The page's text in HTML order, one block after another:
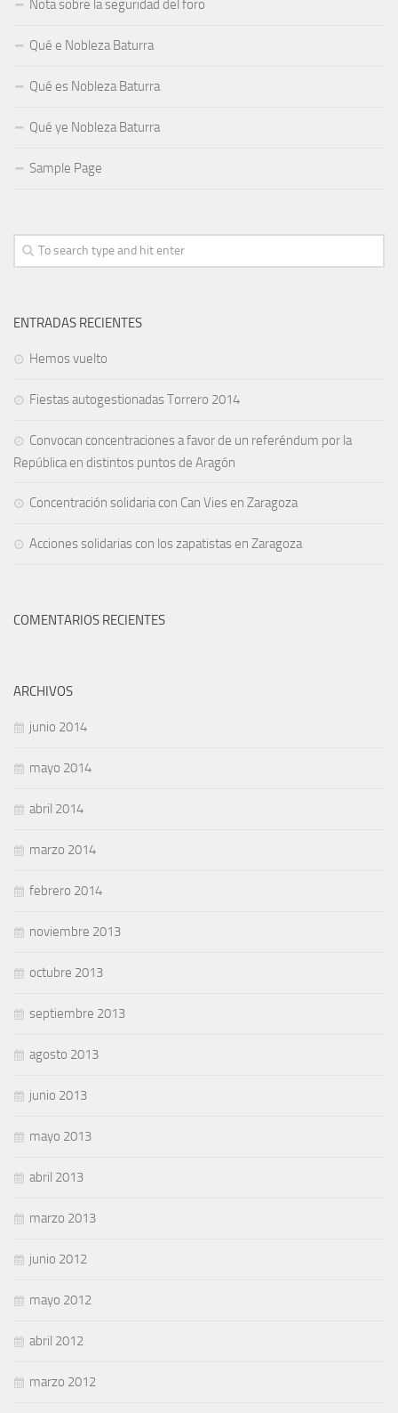
Nota sobre la seguridad del foro
Qué e Nobleza Baturra
Qué es Nobleza Baturra
Qué ye Nobleza Baturra
Sample Page
ENTRADAS RECIENTES
Hemos vuelto
Fiestas autogestionadas Torrero 2014
Convocan concentraciones a favor de un referéndum por la
República en distintos puntos de Aragón
Concentración solidaria con Can Vies en Zaragoza
Acciones solidarias con los zapatistas en Zaragoza
COMENTARIOS RECIENTES
ARCHIVOS
junio 2014
mayo 2014
abril 2014
marzo 2014
febrero 2014
noviembre 2013
octubre 2013
septiembre 2013
agosto 2013
junio 2013
mayo 2013
abril 2013
marzo 2013
junio 2012
mayo 2012
abril 2012
marzo 2012